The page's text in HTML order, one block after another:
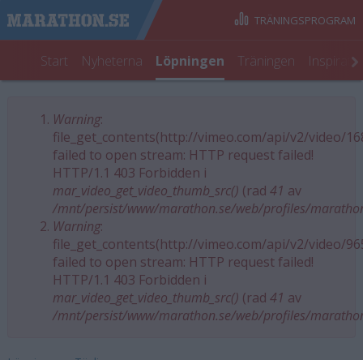
Start Nyheterna Löpningen Träningen
TRÄNINGSPROGRAM
Felmeddelande
Warning:
file_get_contents(http://vimeo.com/api/v2/video/
failed to open stream: HTTP request failed!
HTTP/1.1 403 Forbidden i
mar_video_get_video_thumb_src() (rad 41 av
/mnt/persist/www/marathon.se/web/profiles/
Warning:
file_get_contents(http://vimeo.com/api/v2/video/
failed to open stream: HTTP request failed!
HTTP/1.1 403 Forbidden i
mar_video_get_video_thumb_src() (rad 41 av
/mnt/persist/www/marathon.se/web/profiles/